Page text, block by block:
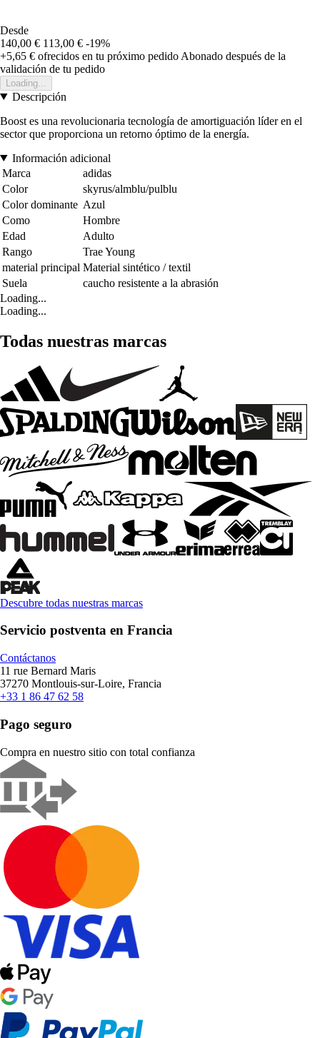
Desde
140,00 € 113,00 € -19%
+5,65 € ofrecidos en tu próximo pedido Abonado después de la
validación de tu pedido
Loading...
Descripción
Boost es una revolucionaria tecnología de amortiguación líder en el
sector que proporciona un retorno óptimo de la energía.
Información adicional
Marca
adidas
Color
skyrus/almblu/pulblu
Color dominante Azul
Como
Hombre
Edad
Adulto
Rango
Trae Young
material principal Material sintético / textil
Suela
caucho resistente a la abrasión
Loading...
Loading...
Todas nuestras marcas
Descubre todas nuestras marcas
Servicio postventa en Francia
Contáctanos
11 rue Bernard Maris
37270 Montlouis-sur-Loire, Francia
+33 1 86 47 62 58
Pago seguro
Compra en nuestro sitio con total confianza